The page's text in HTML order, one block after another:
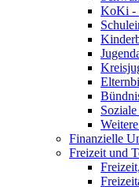
KoKi -
Finanzielle
Freizeit und